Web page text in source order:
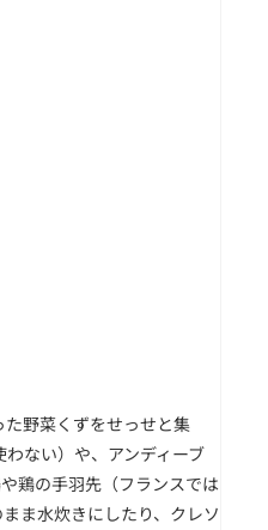
野菜くずをせっせと集
ない）や、アンディーブ
鶏の手羽先（フランスでは
ま水炊きにしたり、クレソ